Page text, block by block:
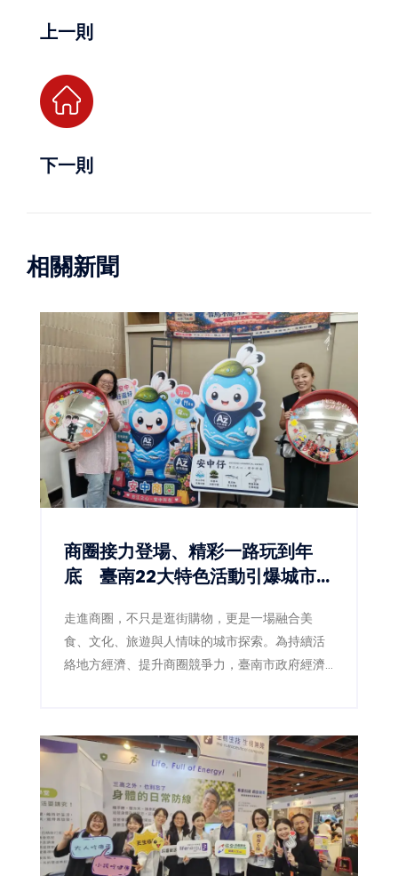
上一則
下一則
相關新聞
商圈接力登場、精彩一路玩到年
底 臺南22大特色活動引爆城市消
走進商圈，不只是逛街購物，更是一場融合美
食、文化、旅遊與人情味的城市探索。為持續活
絡地方經濟、提升商圈競爭力，臺南市政府經濟
節等節慶氛圍，串聯文化走讀、美食饗宴、親子
體驗、生態旅遊、寵物嘉年華及低碳輕旅行等多
元主題，邀請全國民眾走進臺南巷弄，感受最具
地方特色的商圈魅力，讓觀光人潮轉化為消費商
機，為城市注入源源不絕的經濟活力。